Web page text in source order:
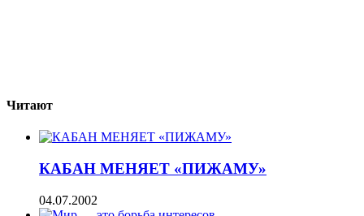
Читают
КАБАН МЕНЯЕТ «ПИЖАМУ»
04.07.2002